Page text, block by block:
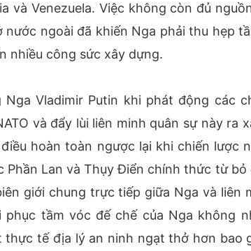
và Venezuela. Việc không còn đủ
ngoài đã khiến Nga phải thu hẹp
nhiều công sức xây dựng.
Vladimir Putin khi phát động các
và đẩy lùi liên minh quân sự này ra
hoàn toàn ngược lại khi chiến lược
Phần Lan và Thụy Điển chính thức từ
giới chung trực tiếp giữa Nga và liên
tầm vóc đế chế của Nga không
tế địa lý an ninh ngạt thở hơn bao